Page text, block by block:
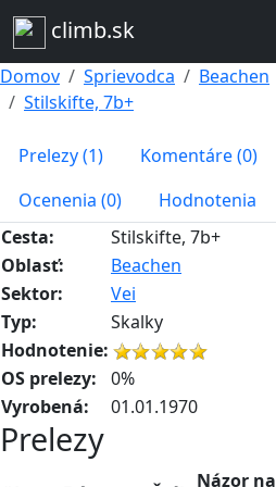
climb.sk
Domov Sprievodca Beachen
Stilskifte, 7b+
Prelezy (1) Komentáre (0)
Ocenenia (0)
Hodnotenia
Cesta:
Stilskifte, 7b+
Oblasť:
Beachen
Sektor:
Vei
Typ:
Skalky
Hodnotenie:
OS prelezy:
0%
Vyrobená:
01.01.1970
Prelezy
Názor na